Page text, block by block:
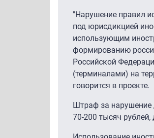
"Нарушение правил
под юрисдикцией
использующим
формированию
Российской
(терминалами) на
говорится в проекте.
Штраф за нарушение
70-200 тысяч